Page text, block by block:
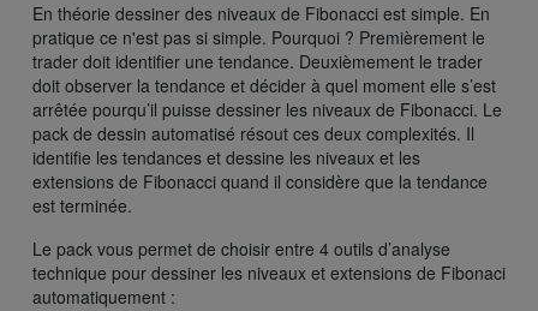
En théorie dessiner des niveaux de Fibonacci est simple. En
pratique ce n'est pas si simple. Pourquoi ? Premièrement le
trader doit identifier une tendance. Deuxièmement le trader
doit observer la tendance et décider à quel moment elle s’est
arrêtée pourqu’il puisse dessiner les niveaux de Fibonacci. Le
pack de dessin automatisé résout ces deux complexités. Il
identifie les tendances et dessine les niveaux et les
extensions de Fibonacci quand il considère que la tendance
est terminée.
Le pack vous permet de choisir entre 4 outils d’analyse
technique pour dessiner les niveaux et extensions de Fibonaci
automatiquement :